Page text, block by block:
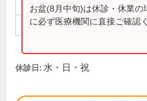
9:00～12:00 ● ●
16:00～19:00 ● ●
お盆(8月中旬)は休診・休業
に必ず医療機関に直接ご確認
休診日: 水・日・祝